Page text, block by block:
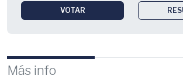
VOTAR
Más info